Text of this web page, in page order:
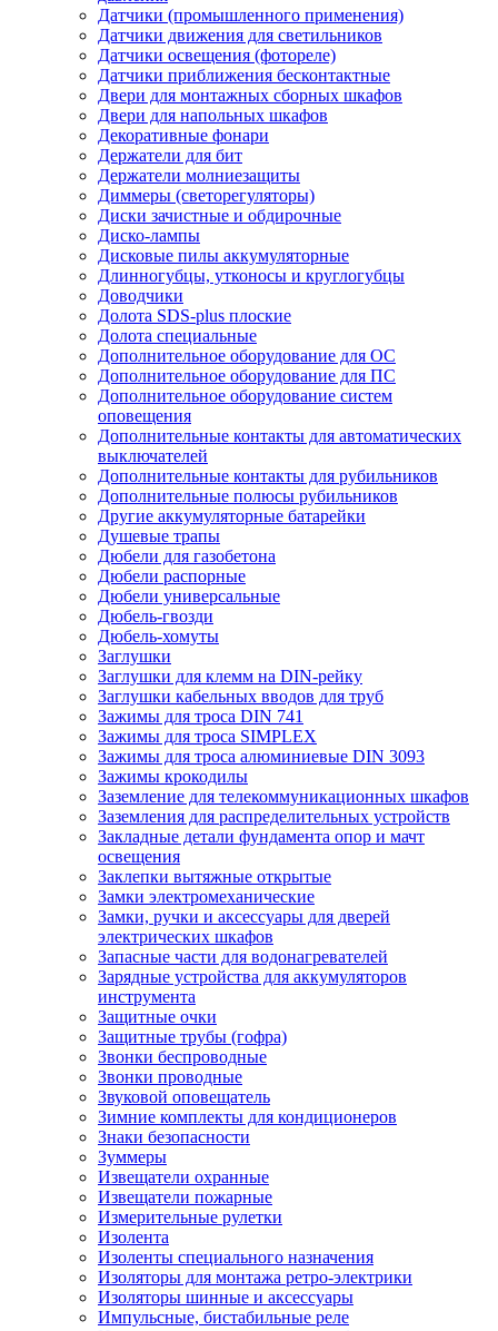
Датчики (промышленного применения)
Датчики движения для светильников
Датчики освещения (фотореле)
Датчики приближения бесконтактные
Двери для монтажных сборных шкафов
Двери для напольных шкафов
Декоративные фонари
Держатели для бит
Держатели молниезащиты
Диммеры (светорегуляторы)
Диски зачистные и обдирочные
Диско-лампы
Дисковые пилы аккумуляторные
Длинногубцы, утконосы и круглогубцы
Доводчики
Долота SDS-plus плоские
Долота специальные
Дополнительное оборудование для ОС
Дополнительное оборудование для ПС
Дополнительное оборудование систем
оповещения
Дополнительные контакты для автоматических
выключателей
Дополнительные контакты для рубильников
Дополнительные полюсы рубильников
Другие аккумуляторные батарейки
Душевые трапы
Дюбели для газобетона
Дюбели распорные
Дюбели универсальные
Дюбель-гвозди
Дюбель-хомуты
Заглушки
Заглушки для клемм на DIN-рейку
Заглушки кабельных вводов для труб
Зажимы для троса DIN 741
Зажимы для троса SIMPLEX
Зажимы для троса алюминиевые DIN 3093
Зажимы крокодилы
Заземление для телекоммуникационных шкафов
Заземления для распределительных устройств
Закладные детали фундамента опор и мачт
освещения
Заклепки вытяжные открытые
Замки электромеханические
Замки, ручки и аксессуары для дверей
электрических шкафов
Запасные части для водонагревателей
Зарядные устройства для аккумуляторов
инструмента
Защитные очки
Защитные трубы (гофра)
Звонки беспроводные
Звонки проводные
Звуковой оповещатель
Зимние комплекты для кондиционеров
Знаки безопасности
Зуммеры
Извещатели охранные
Извещатели пожарные
Измерительные рулетки
Изолента
Изоленты специального назначения
Изоляторы для монтажа ретро-электрики
Изоляторы шинные и аксессуары
Импульсные, бистабильные реле